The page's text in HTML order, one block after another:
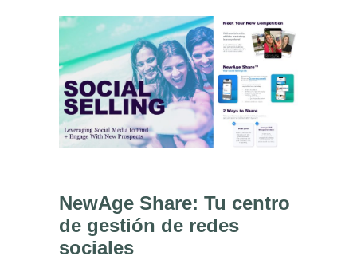
NewAge Share: Tu centro
de gestión de redes
sociales